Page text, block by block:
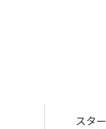
スタ